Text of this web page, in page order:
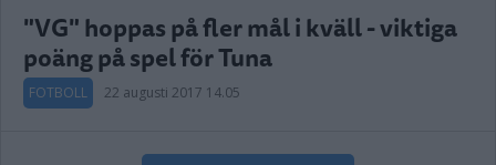
"VG" hoppas på fler mål i kväll - viktiga
poäng på spel för Tuna
FOTBOLL 22 augusti 2017 14.05